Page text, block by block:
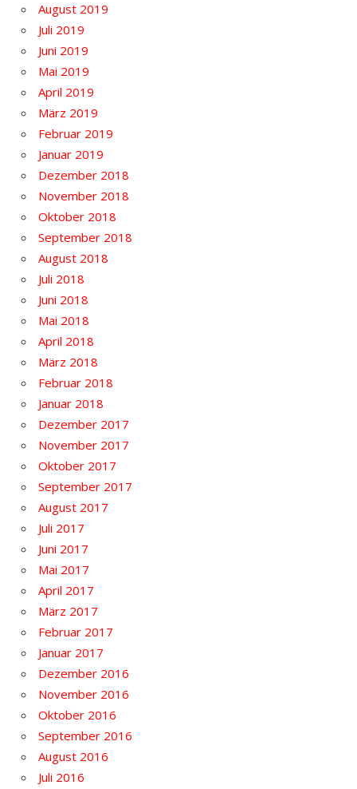
August 2019
Juli 2019
Juni 2019
Mai 2019
April 2019
März 2019
Februar 2019
Januar 2019
Dezember 2018
November 2018
Oktober 2018
September 2018
August 2018
Juli 2018
Juni 2018
Mai 2018
April 2018
März 2018
Februar 2018
Januar 2018
Dezember 2017
November 2017
Oktober 2017
September 2017
August 2017
Juli 2017
Juni 2017
Mai 2017
April 2017
März 2017
Februar 2017
Januar 2017
Dezember 2016
November 2016
Oktober 2016
September 2016
August 2016
Juli 2016